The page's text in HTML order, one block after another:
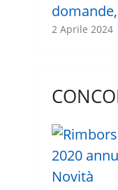
2 Aprile 2024